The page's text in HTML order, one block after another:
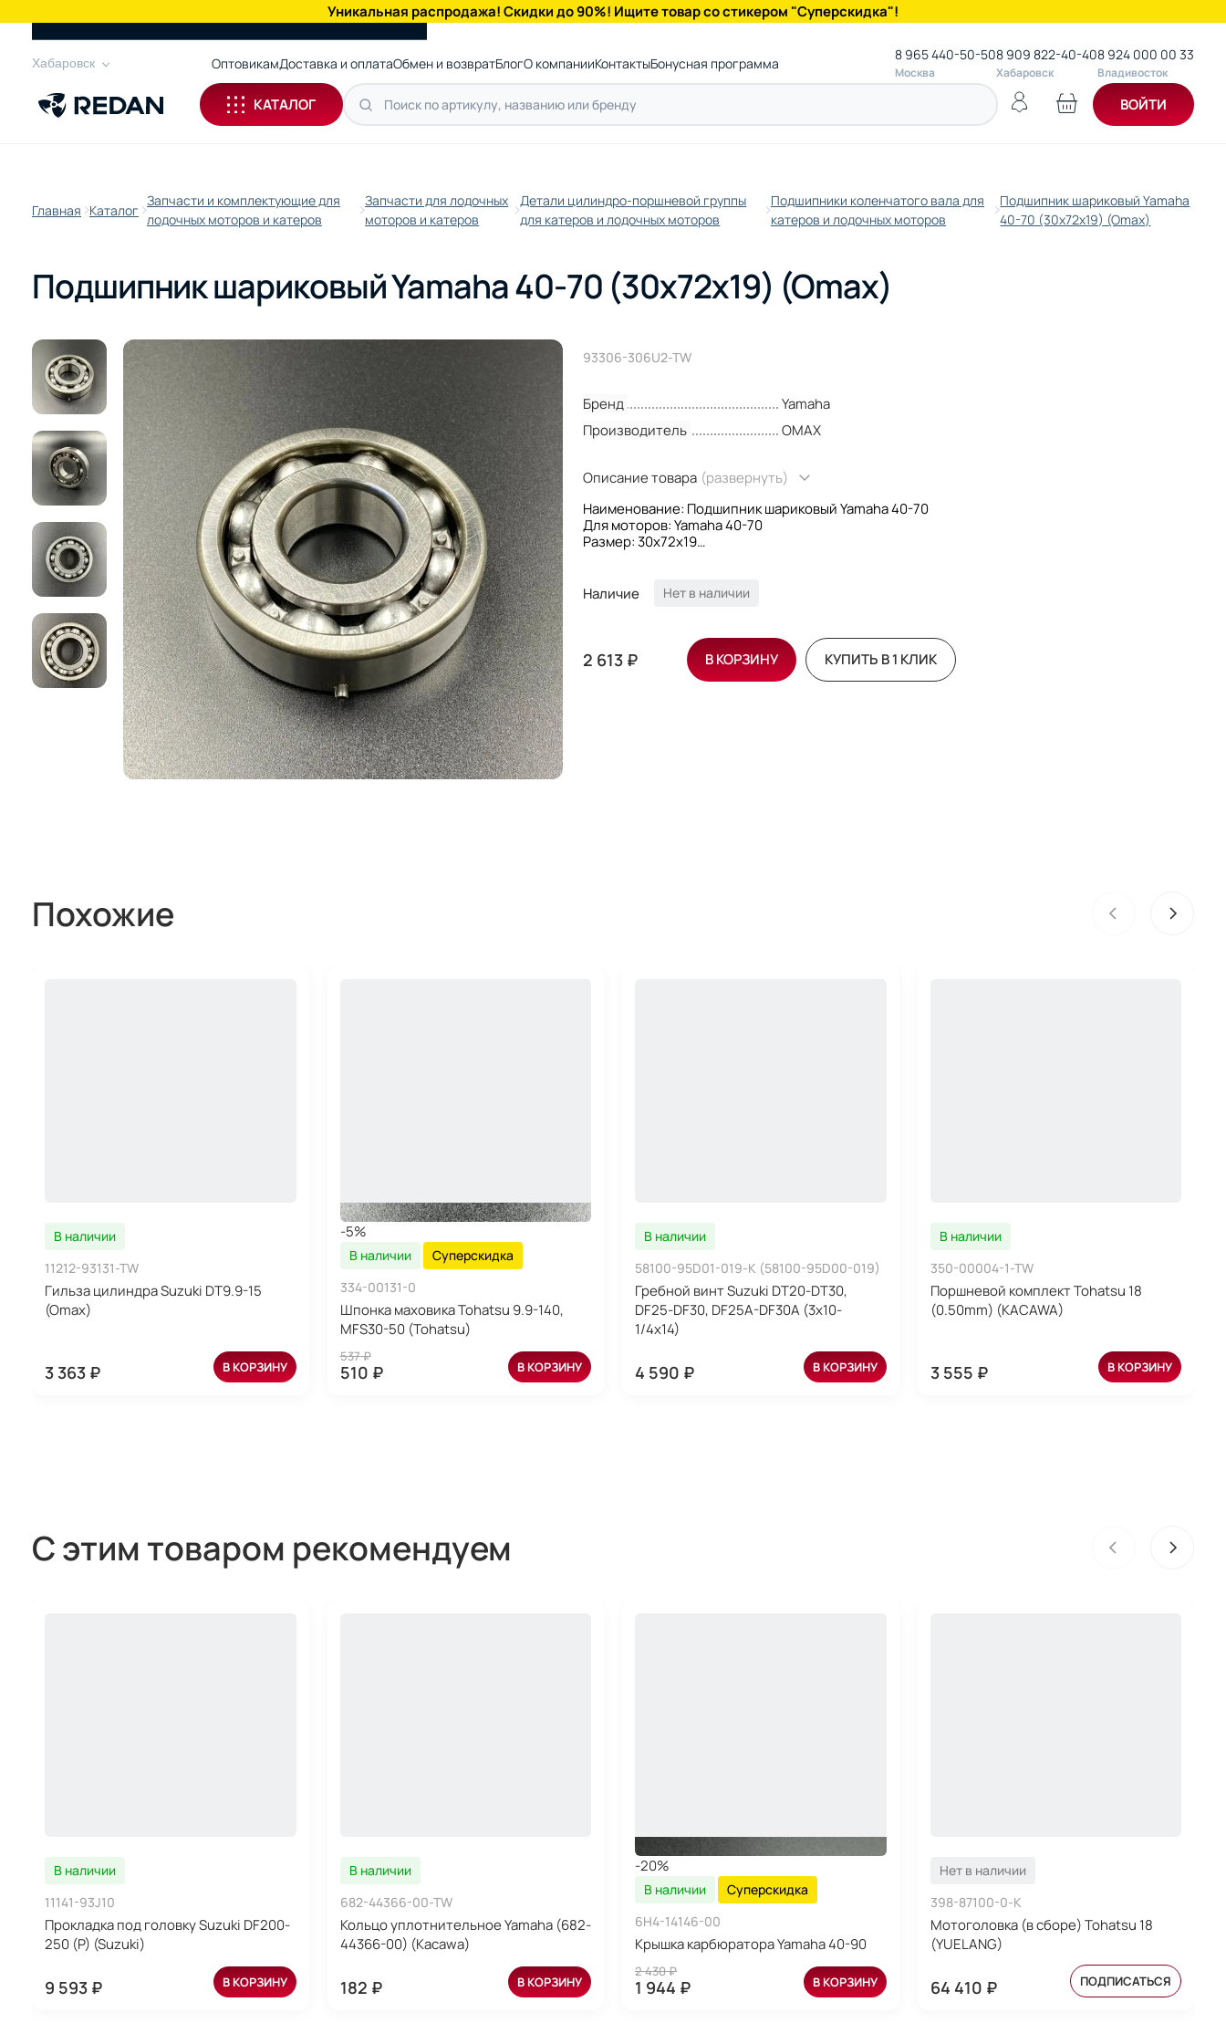
Уникальная распродажа! Скидки до 90%! Ищите товар со стикером "Суперскидка"!
Хабаровск ОптовикамДоставка и оплатаОбмен и возвратБлогО компанииКонтактыБонусная программа 8 965 440-50-50
Москва
8 909 822-40-40
Хабаровск
8 924 000 00 33
Владивосток
КАТАЛОГ ВОЙТИ
Главная Каталог
Запчасти и комплектующие для
лодочных моторов и катеров
Запчасти для лодочных
моторов и катеров
Детали цилиндро-поршневой группы
для катеров и лодочных моторов
Подшипники коленчатого вала для
катеров и лодочных моторов
Подшипник шариковый Yamaha
40-70 (30x72x19) (Omax)
Подшипник шариковый Yamaha 40-70 (30x72x19) (Omax)
93306-306U2-TW
Бренд
Yamaha
Производитель
OMAX
Описание товара (развернуть)
Наименование: Подшипник шариковый Yamaha 40-70
Для моторов: Yamaha 40-70
Размер: 30x72x19
Производитель: Omax
Наличие Нет в наличии
2 613 ₽ В КОРЗИНУ КУПИТЬ В 1 КЛИК
Похожие
В наличии
11212-93131-TW
Гильза цилиндра Suzuki DT9.9-15
(Omax)
3 363 ₽ В КОРЗИНУ
-5%
В наличии
Суперскидка
334-00131-0
Шпонка маховика Tohatsu 9.9-140,
MFS30-50 (Tohatsu)
537 ₽
510 ₽ В КОРЗИНУ
В наличии
58100-95D01-019-K (58100-95D00-019)
Гребной винт Suzuki DT20-DT30,
DF25-DF30, DF25A-DF30A (3x10-
1/4x14)
4 590 ₽ В КОРЗИНУ
В наличии
350-00004-1-TW
Поршневой комплект Tohatsu 18
(0.50mm) (KACAWA)
3 555 ₽ В КОРЗИНУ
С этим товаром рекомендуем
В наличии
11141-93J10
Прокладка под головку Suzuki DF200-
250 (P) (Suzuki)
9 593 ₽ В КОРЗИНУ
В наличии
682-44366-00-TW
Кольцо уплотнительное Yamaha (682-
44366-00) (Kacawa)
182 ₽ В КОРЗИНУ
-20%
В наличии
Суперскидка
6H4-14146-00
Крышка карбюратора Yamaha 40-90
2 430 ₽
1 944 ₽ В КОРЗИНУ
Нет в наличии
398-87100-0-K
Мотоголовка (в сборе) Tohatsu 18
(YUELANG)
64 410 ₽ ПОДПИСАТЬСЯ